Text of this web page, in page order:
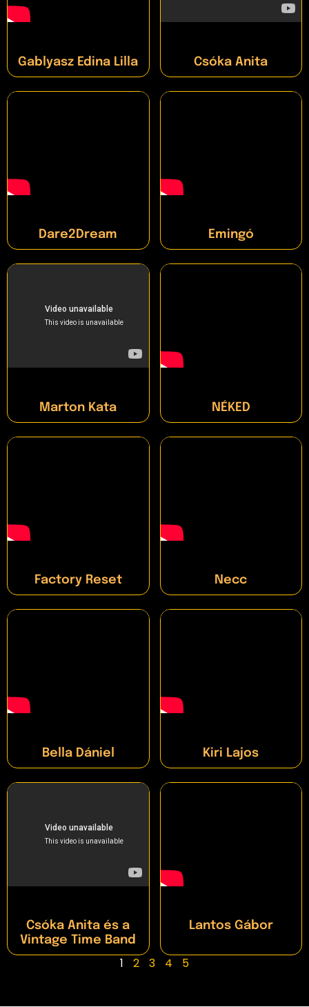
Gablyasz Edina Lilla Csóka Anita
Dare2Dream Emingó
Marton Kata NÉKED
Factory Reset Necc
Bella Dániel Kiri Lajos
Csóka Anita és a
Vintage Time Band
Lantos Gábor
1 2 3 4 5